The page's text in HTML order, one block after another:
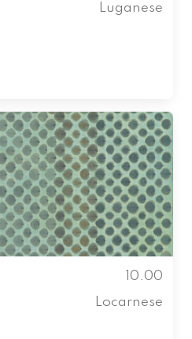
Luganese
10.00
Locarnese